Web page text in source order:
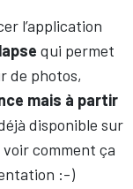
l’application
qui permet
de photos,
mais à partir
disponible sur
comment ça
:-)